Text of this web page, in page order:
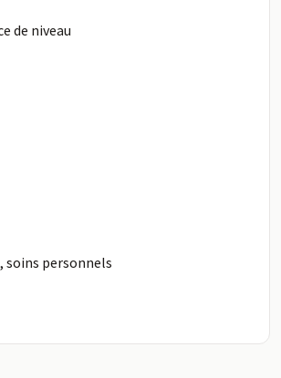
de niveau
soins personnels